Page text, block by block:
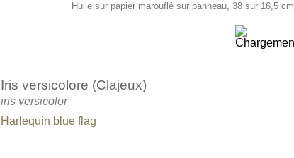
Huile sur papier marouflé sur panneau, 38 sur 16,5 cm
Iris versicolore (Clajeux)
iris versicolor
Harlequin blue flag